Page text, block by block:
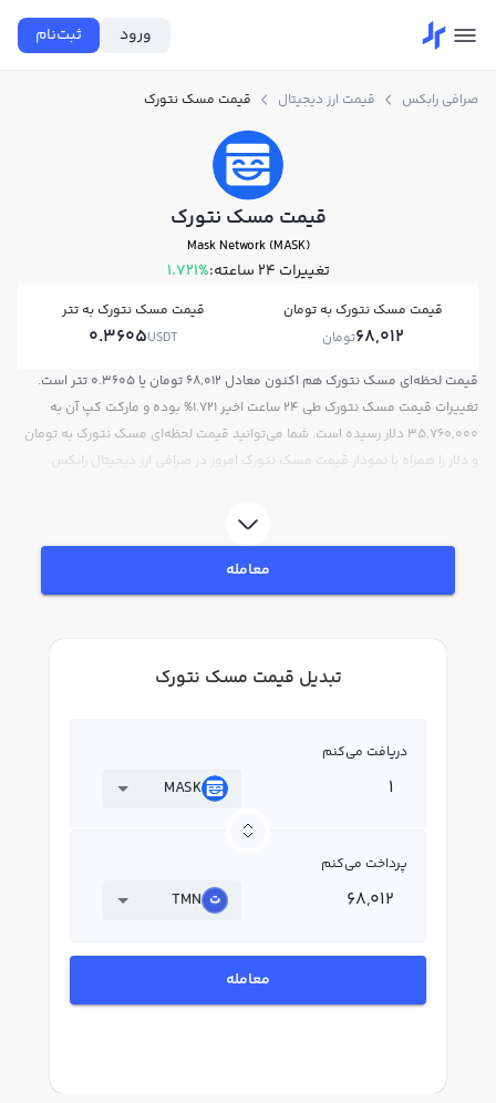
ورود ثبت‌نام
صرافی رابکس قیمت ارز دیجیتال قیمت مسک نتورک
قیمت مسک نتورک
Mask Network (MASK)
تغییرات ۲۴ ساعته: 1.721%
قیمت مسک نتورک به تومان
68,012تومان
قیمت مسک نتورک به تتر
0.3605USDT
قیمت لحظه‌ای مسک نتورک هم اکنون معادل 68,012 تومان یا 0.3605 تتر است.
تغییرات قیمت مسک نتورک طی 24 ساعت اخیر 1.721% بوده و مارکت کپ آن به
35,760,000 دلار رسیده است. شما می‌توانید قیمت لحظه‌ای مسک نتورک به تومان
و دلار را همراه با نمودار قیمت مسک نتورک امروز در صرافی ارز دیجیتال رابکس
معامله
تبدیل قیمت مسک نتورک
دریافت می‌کنم
MASK
پرداخت می‌کنم
TMN
معامله